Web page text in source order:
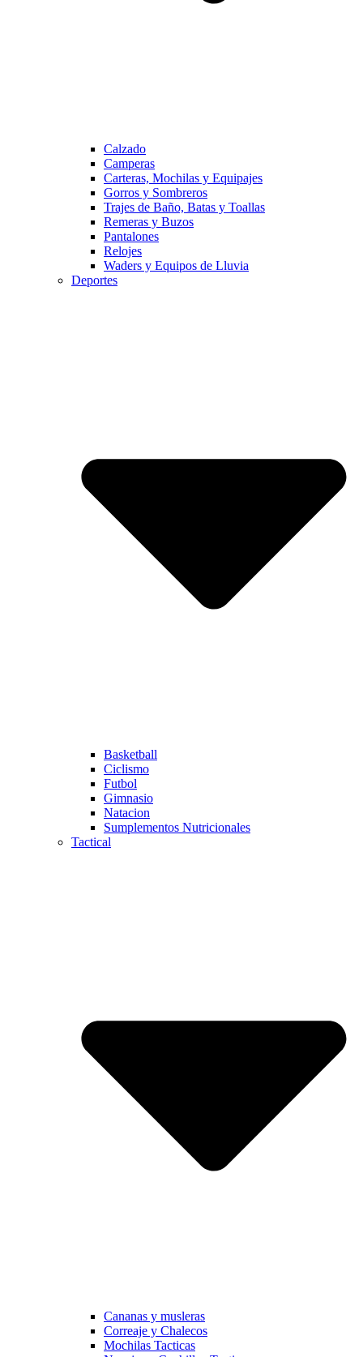
Calzado
Camperas
Carteras, Mochilas y Equipajes
Gorros y Sombreros
Trajes de Baño, Batas y Toallas
Remeras y Buzos
Pantalones
Relojes
Waders y Equipos de Lluvia
Deportes
Basketball
Ciclismo
Futbol
Gimnasio
Natacion
Sumplementos Nutricionales
Tactical
Cananas y musleras
Correaje y Chalecos
Mochilas Tacticas